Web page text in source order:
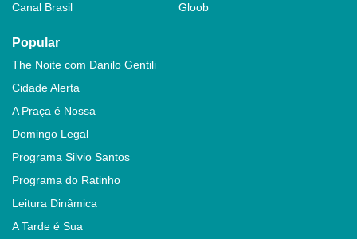
Canal Brasil
Gloob
Popular
The Noite com Danilo Gentili
Cidade Alerta
A Praça é Nossa
Domingo Legal
Programa Silvio Santos
Programa do Ratinho
Leitura Dinâmica
A Tarde é Sua